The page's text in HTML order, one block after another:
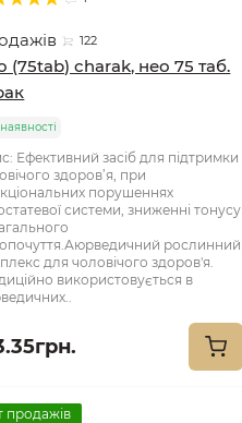
122
(75tab) charak, нео 75 таб.
Ефективний засіб для підтримки
здоров’я, при
порушеннях
системи, зниженні тонусу
рослинний
для чоловічого здоров'я.
використовується в
продажів